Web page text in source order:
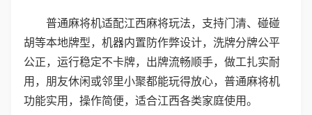
普通麻将机适配江西麻将玩法，支持门清、碰碰
胡等本地牌型，机器内置防作弊设计，洗牌分牌公平
公正，运行稳定不卡牌，出牌流畅顺手，做工扎实耐
用，朋友休闲或邻里小聚都能玩得放心，普通麻将机
功能实用，操作简便，适合江西各类家庭使用。